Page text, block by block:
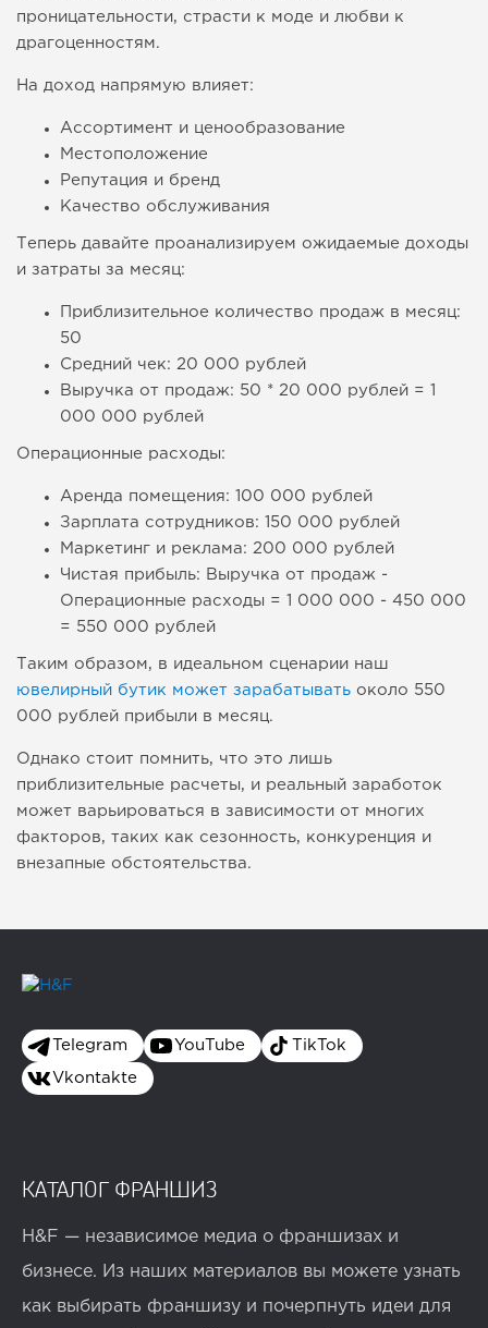
проницательности, страсти к моде и любви к
драгоценностям.
На доход напрямую влияет:
Ассортимент и ценообразование
Местоположение
Репутация и бренд
Качество обслуживания
Теперь давайте проанализируем ожидаемые доходы
и затраты за месяц:
Приблизительное количество продаж в месяц:
50
Средний чек: 20 000 рублей
Выручка от продаж: 50 * 20 000 рублей = 1
000 000 рублей
Операционные расходы:
Аренда помещения: 100 000 рублей
Зарплата сотрудников: 150 000 рублей
Маркетинг и реклама: 200 000 рублей
Чистая прибыль: Выручка от продаж -
Операционные расходы = 1 000 000 - 450 000
= 550 000 рублей
Таким образом, в идеальном сценарии наш
ювелирный бутик может зарабатывать около 550
000 рублей прибыли в месяц.
Однако стоит помнить, что это лишь
приблизительные расчеты, и реальный заработок
может варьироваться в зависимости от многих
факторов, таких как сезонность, конкуренция и
внезапные обстоятельства.
Telegram YouTube TikTok
Vkontakte
КАТАЛОГ ФРАНШИЗ
H&F — независимое медиа о франшизах и
бизнесе. Из наших материалов вы можете узнать
как выбирать франшизу и почерпнуть идеи для